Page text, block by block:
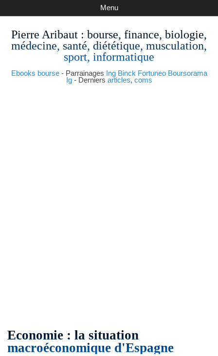
Pierre Aribaut : bourse, finance, biologie,
médecine, santé, diététique, musculation,
sport, informatique
Ebooks bourse- Parrainages Ing Binck Fortuneo Boursorama
Ig- Derniers articles, coms
Menu
Economie : la situation
macroéconomique d'Espagne